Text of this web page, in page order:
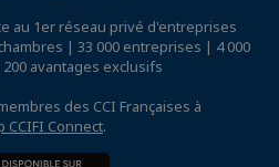
au 1er réseau privé d'entreprises
| 33 000 entreprises | 4 000
avantages exclusifs
des CCI Françaises à
CCIFI Connect.